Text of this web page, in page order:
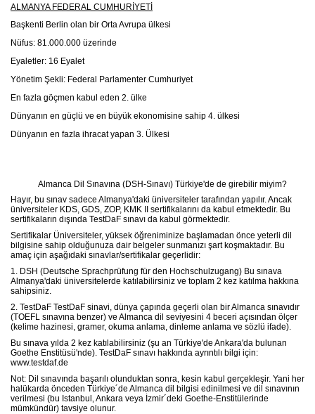
ALMANYA FEDERAL CUMHURİYETİ
Başkenti Berlin olan bir Orta Avrupa ülkesi
Nüfus: 81.000.000 üzerinde
Eyaletler: 16 Eyalet
Yönetim Şekli: Federal Parlamenter Cumhuriyet
En fazla göçmen kabul eden 2. ülke
Dünyanın en güçlü ve en büyük ekonomisine sahip 4. ülkesi
Dünyanın en fazla ihracat yapan 3. Ülkesi
Almanca Dil Sınavına (DSH-Sınavı) Türkiye'de de girebilir miyim?
Hayır, bu sınav sadece Almanya'daki üniversiteler tarafından yapılır. Ancak
üniversiteler KDS, GDS, ZOP, KMK II sertifikalarını da kabul etmektedir. Bu
sertifikaların dışında TestDaF sınavı da kabul görmektedir.
Sertifikalar Üniversiteler, yüksek öğreniminize başlamadan önce yeterli dil
bilgisine sahip olduğunuza dair belgeler sunmanızı şart koşmaktadır. Bu
amaç için aşağıdaki sınavlar/sertifikalar geçerlidir:
1. DSH (Deutsche Sprachprüfung für den Hochschulzugang) Bu sınava
Almanya'daki üniversitelerde katılabilirsiniz ve toplam 2 kez katılma hakkına
sahipsiniz.
2. TestDaF TestDaF sinavi, dünya çapında geçerli olan bir Almanca sınavıdır
(TOEFL sınavına benzer) ve Almanca dil seviyesini 4 beceri açısından ölçer
(kelime hazinesi, gramer, okuma anlama, dinleme anlama ve sözlü ifade).
Bu sınava yılda 2 kez katılabilirsiniz (şu an Türkiye'de Ankara'da bulunan
Goethe Enstitüsü'nde). TestDaF sınavı hakkında ayrıntılı bilgi için:
www.testdaf.de
Not: Dil sınavında başarılı olunduktan sonra‚ kesin kabul gerçekleşir. Yani her
halükarda önceden Türkiye´de Almanca dil bilgisi edinilmesi ve dil sınavının
verilmesi (bu Istanbul‚ Ankara veya İzmir´deki Goethe-Enstitülerinde
mümkündür) tavsiye olunur.